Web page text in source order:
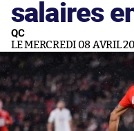
salaires
QC
LE MERCREDI 08 AVRIL